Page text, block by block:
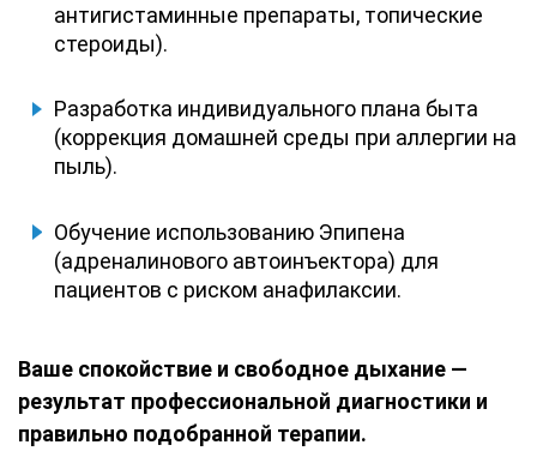
антигистаминные препараты, топические
стероиды).
Разработка индивидуального плана быта
(коррекция домашней среды при аллергии на
пыль).
Обучение использованию Эпипена
(адреналинового автоинъектора) для
пациентов с риском анафилаксии.
Ваше спокойствие и свободное дыхание —
результат профессиональной диагностики и
правильно подобранной терапии.